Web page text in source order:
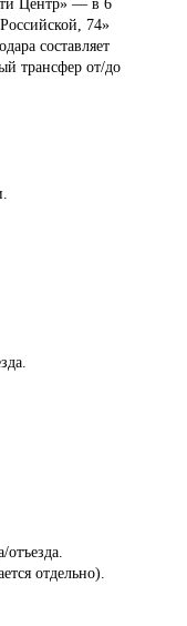
Центр» — в 6
74»
составляет
трансфер от/до
отъезда.
отдельно).